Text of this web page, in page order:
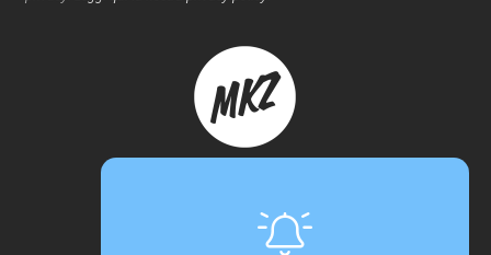
proActiva / redcell